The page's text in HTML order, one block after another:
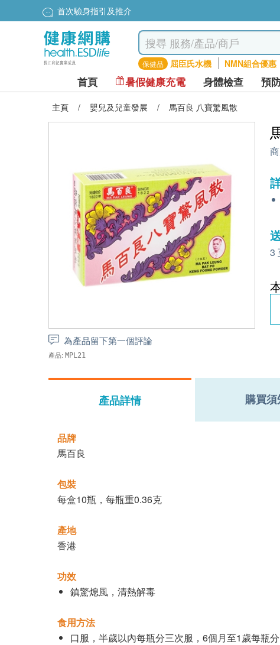
首次驗身指引及推介
保健品 屈臣氏水機 NMN組合優惠
首頁 暑假健康充電 身體檢查 預
主頁 / 嬰兒及兒童發展 / 馬百良 八寶驚風散
為產品留下第一個評論
產品: MPL21
3
產品詳情 購買須
品牌
馬百良
包裝
每盒10瓶，每瓶重0.36克
產地
香港
功效
鎮驚熄風，清熱解毒
食用方法
口服，半歲以內每瓶分三次服，6個月至1歲每瓶